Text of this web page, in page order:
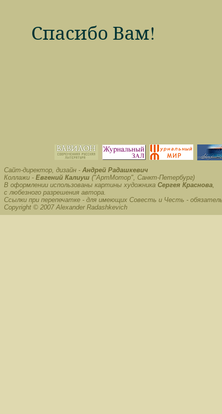
Спасибо Вам!
Сайт-директор, дизайн - Андрей Радашкевич
Коллажи - Евгений Калиуш ("АртМотор", Санкт-Петербург)
В оформлении использованы картины художника Сергея Краснова,
с любезного разрешения автора.
Ссылки при перепечатке - для имеющих Совесть и Честь -
Copyright © 2007 Alexander Radashkevich